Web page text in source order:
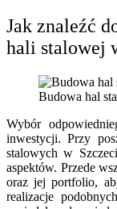
Jak znaleźć
hali stalowej
Budowa hal
Wybór
inwestycji. Przy
stalowych w
aspektów. Przede
oraz jej portfolio,
realizacje